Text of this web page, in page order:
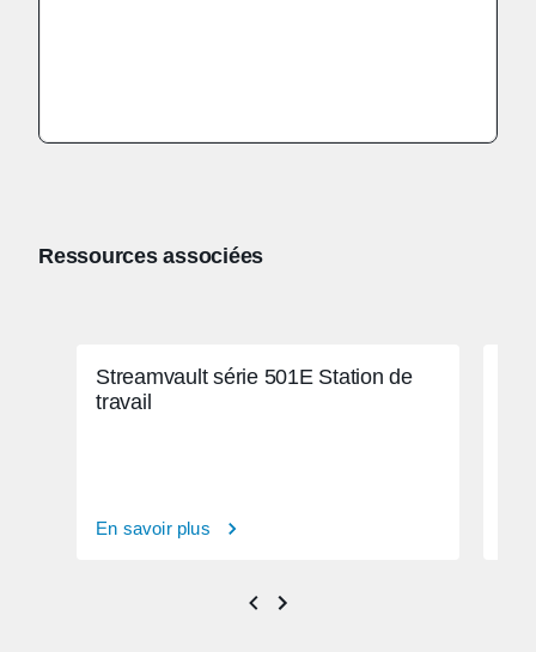
Ressources associées
Streamvault série 501E Station de
travail
En savoir plus